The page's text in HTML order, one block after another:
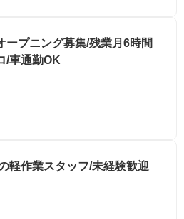
ープニング募集/残業月6時間
/車通勤OK
軽作業スタッフ/未経験歓迎